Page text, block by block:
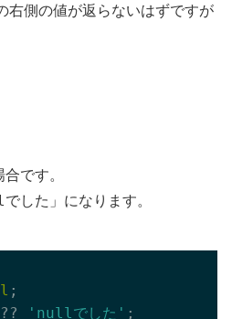
右側の値が返らないはずですが
です。
した」 になります。
'nullでした'